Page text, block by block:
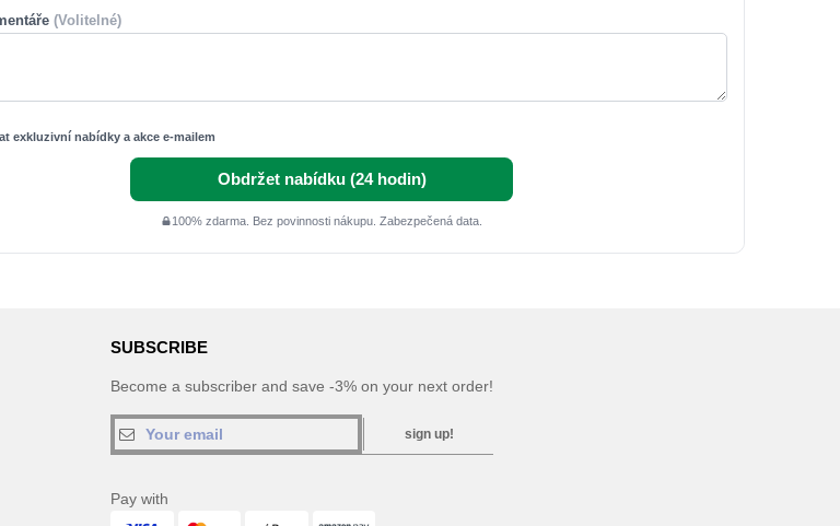
(Volitelné)
exkluzivní nabídky a akce e-mailem
Obdržet nabídku (24 hodin)
100% zdarma. Bez povinnosti nákupu. Zabezpečená data.
SUBSCRIBE
Become a subscriber and save -3% on your next order!
sign up!
Pay with